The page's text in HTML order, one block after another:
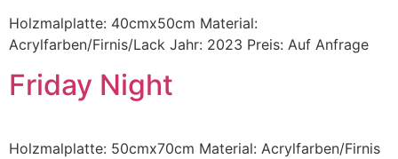
Holzmalplatte: 40cmx50cm Material:
Acrylfarben/Firnis/Lack Jahr: 2023 Preis: Auf Anfrage
Friday Night
Holzmalplatte: 50cmx70cm Material: Acrylfarben/Firnis